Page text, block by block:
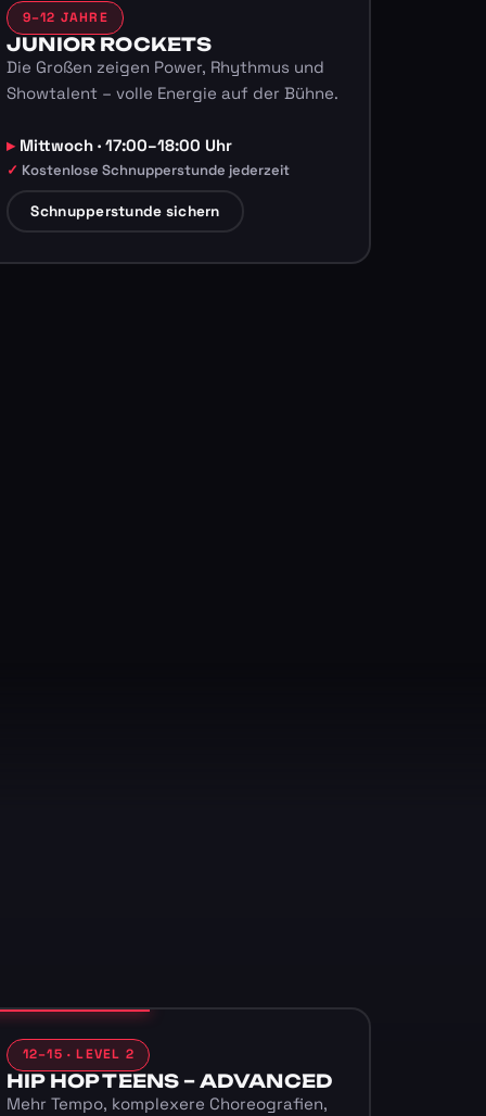
9–12 JAHRE
JUNIOR ROCKETS
Die Großen zeigen Power, Rhythmus und
Showtalent – volle Energie auf der Bühne.
Mittwoch · 17:00–18:00 Uhr
Kostenlose Schnupperstunde jederzeit
Schnupperstunde sichern
12–15 · LEVEL 2
HIP HOP TEENS – ADVANCED
Mehr Tempo, komplexere Choreografien,